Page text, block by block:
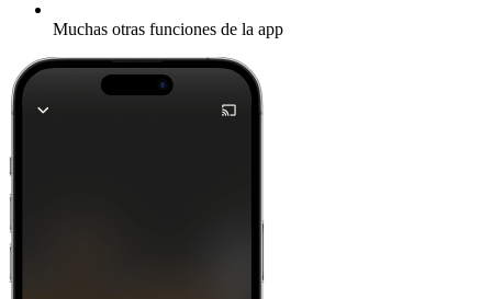
Muchas otras funciones de la app